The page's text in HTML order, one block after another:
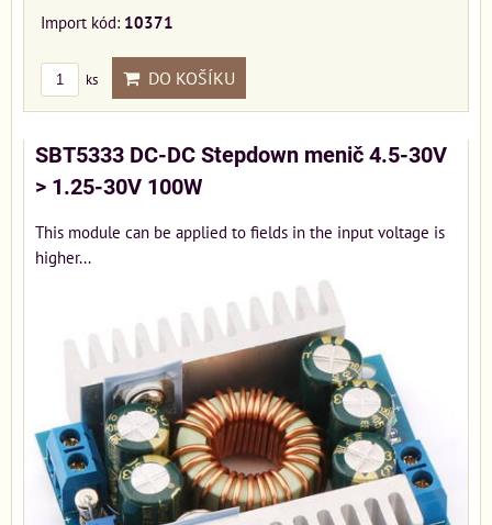
Import kód: 10371
ks DO KOŠÍKU
SBT5333 DC-DC Stepdown menič 4.5-30V
> 1.25-30V 100W
This module can be applied to fields in the input voltage is
higher...